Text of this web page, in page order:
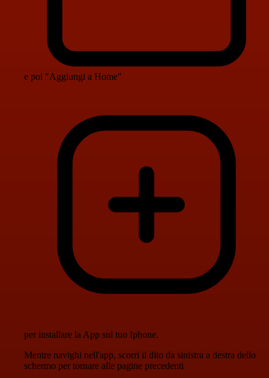
e poi "Aggiungi a Home"
per installare la App sul tuo Iphone.
Mentre navighi nell'app, scorri il dito da sinistra a destra dello
schermo per tornare alle pagine precedenti